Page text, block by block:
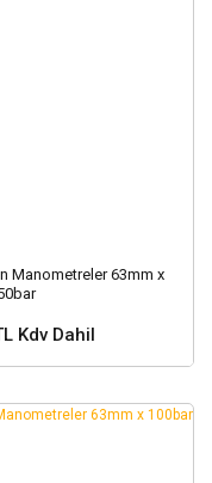
Manometreler 63mm x
Kdv Dahil
Ekle